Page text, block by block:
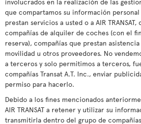
que compartamos su información
prestan servicios a usted o a AIR
compañías de alquiler de coches (con el
reserva), compañías que prestan
movilidad u otros proveedores. No
a terceros y solo permitimos a terceros,
compañías Transat A.T. Inc., enviar
permiso para hacerlo.
Debido a los fines mencionados
AIR TRANSAT a retener y utilizar su
transmitirla dentro del grupo de